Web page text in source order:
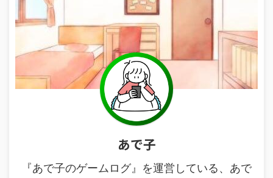
あで子
『あで子のゲームログ』を運営している、あで